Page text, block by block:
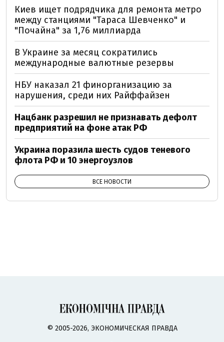
Киев ищет подрядчика для ремонта метро
между станциями "Тараса Шевченко" и
"Почайна" за 1,76 миллиарда
В Украине за месяц сократились
международные валютные резервы
НБУ наказал 21 финорганизацию за
нарушения, среди них Райффайзен
Нацбанк разрешил не признавать дефолт
предприятий на фоне атак РФ
Украина поразила шесть судов теневого
флота РФ и 10 энергоузлов
ВСЕ НОВОСТИ
© 2005-2026, ЭКОНОМИЧЕСКАЯ ПРАВДА